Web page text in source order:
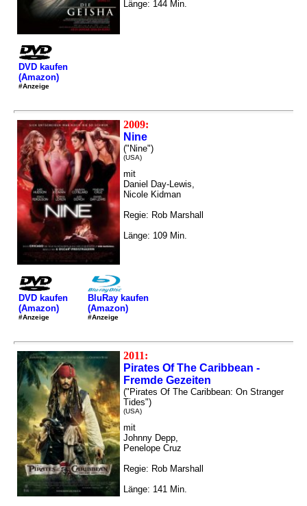
Länge: 144 Min.
DVD kaufen
(Amazon)
#Anzeige
2009:
Nine
("Nine")
(USA)
mit
Daniel Day-Lewis,
Nicole Kidman
Regie: Rob Marshall
Länge: 109 Min.
DVD kaufen
(Amazon)
#Anzeige
BluRay kaufen
(Amazon)
#Anzeige
2011:
Pirates Of The Caribbean -
Fremde Gezeiten
("Pirates Of The Caribbean: On Stranger
Tides")
(USA)
mit
Johnny Depp,
Penelope Cruz
Regie: Rob Marshall
Länge: 141 Min.